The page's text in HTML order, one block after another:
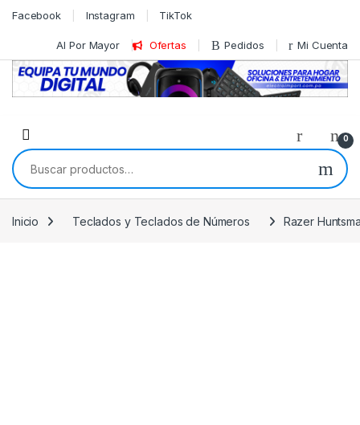
Skip to navigation
Skip to content
Facebook Instagram TikTok
Al Por Mayor Ofertas Pedidos Mi Cuenta
0
Buscar por:
Inicio Teclados y Teclados de Números Razer